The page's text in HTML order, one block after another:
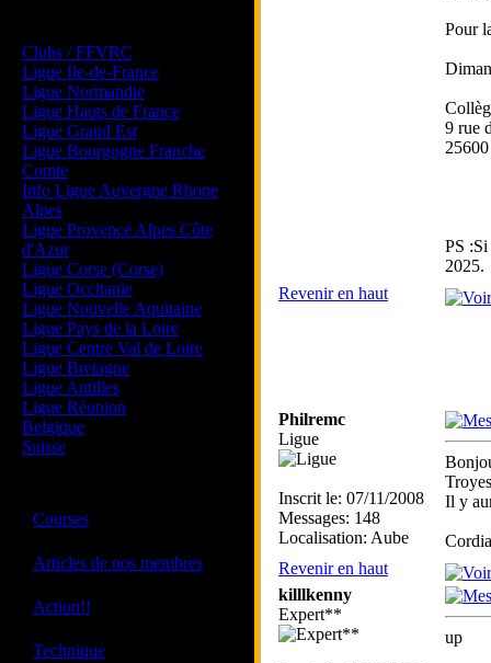
Clubs / FFVRC
Ligue Ile-de-France
Ligue Normandie
Ligue Hauts de France
Ligue Grand Est
Ligue Bourgogne Franche
Comte
Info Ligue Auvergne Rhone
Alpes
Ligue Provence Alpes Côte
d'Azur
Ligue Corse (Corse)
Ligue Occitanie
Ligue Nouvelle Aquitaine
Ligue Pays de la Loire
Ligue Centre Val de Loire
Ligue Bretagne
Ligue Antilles
Ligue Réunion
Belgique
Suisse
Courses
Articles de nos membres
Action!!
Technique
Pour
9 rue
PS
2025.
Revenir en haut
Philremc
Ligue
Inscrit le: 07/11/2008
Messages: 148
Localisation: Aube
Il y
Revenir en haut
killlkenny
Expert**
up